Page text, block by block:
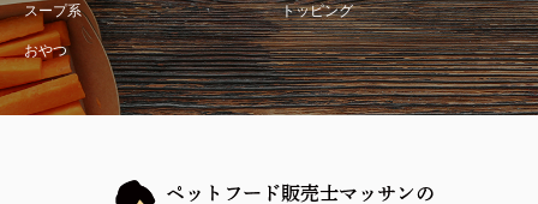
スープ系 トッピング
おやつ